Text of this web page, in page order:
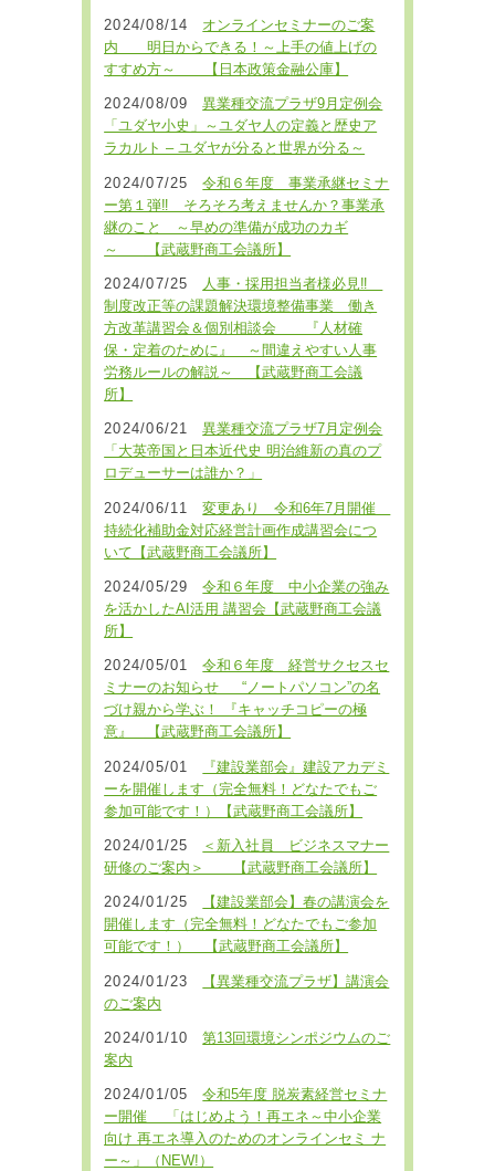
2024/08/14
オンラインセミナーのご案
内 明日からできる！～上手の値上げの
すすめ方～ 【日本政策金融公庫】
2024/08/09
異業種交流プラザ9月定例会
「ユダヤ小史」～ユダヤ人の定義と歴史ア
ラカルト – ユダヤが分ると世界が分る～
2024/07/25
令和６年度 事業承継セミナ
ー第１弾‼ そろそろ考えませんか？事業承
継のこと ～早めの準備が成功のカギ
～ 【武蔵野商工会議所】
2024/07/25
人事・採用担当者様必見‼
制度改正等の課題解決環境整備事業 働き
方改革講習会＆個別相談会 『人材確
保・定着のために』 ～間違えやすい人事
労務ルールの解説～ 【武蔵野商工会議
所】
2024/06/21
異業種交流プラザ7月定例会
「大英帝国と日本近代史 明治維新の真のプ
ロデューサーは誰か？」
2024/06/11
変更あり 令和6年7月開催
持続化補助金対応経営計画作成講習会につ
いて【武蔵野商工会議所】
2024/05/29
令和６年度 中小企業の強み
を活かしたAI活用 講習会【武蔵野商工会議
所】
2024/05/01
令和６年度 経営サクセスセ
ミナーのお知らせ “ノートパソコン”の名
づけ親から学ぶ！ 『キャッチコピーの極
意』 【武蔵野商工会議所】
2024/05/01
『建設業部会』建設アカデミ
ーを開催します（完全無料！どなたでもご
参加可能です！）【武蔵野商工会議所】
2024/01/25
＜新入社員 ビジネスマナー
研修のご案内＞ 【武蔵野商工会議所】
2024/01/25
【建設業部会】春の講演会を
開催します（完全無料！どなたでもご参加
可能です！） 【武蔵野商工会議所】
2024/01/23
【異業種交流プラザ】講演会
のご案内
2024/01/10
第13回環境シンポジウムのご
案内
2024/01/05
令和5年度 脱炭素経営セミナ
ー開催 「はじめよう！再エネ～中小企業
向け 再エネ導入のためのオンラインセミ ナ
ー～」（NEW!）